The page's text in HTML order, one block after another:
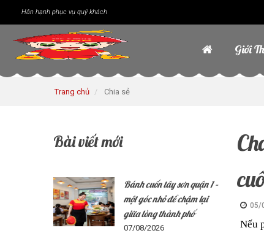
Hân hạnh phục vụ quý khách
Giới
Trang chủ Chia sẻ
Bài viết mới
Bánh cuốn tây sơn quận 1 –
một góc nhỏ để chậm lại
giữa lòng thành phố
07/08/2026
05/
Nếu